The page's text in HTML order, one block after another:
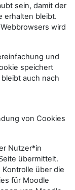
sein, damit der
erhalten bleibt.
wird
und
speichert
auch nach
von Cookies
Nutzer*in
übermittelt.
über die
für Moodle